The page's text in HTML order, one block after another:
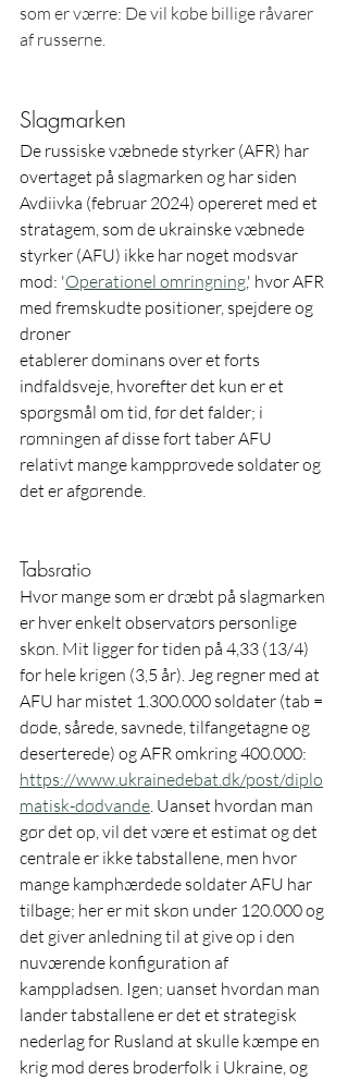
som er værre: De vil købe billige råvarer
af russerne.
Slagmarken
De russiske væbnede styrker (AFR) har
overtaget på slagmarken og har siden
Avdiivka (februar 2024) opereret med et
stratagem, som de ukrainske væbnede
styrker (AFU) ikke har noget modsvar
mod: 'Operationel omringning,' hvor AFR
med fremskudte positioner, spejdere og
droner
etablerer dominans over et forts
indfaldsveje, hvorefter det kun er et
spørgsmål om tid, før det falder; i
rømningen af disse fort taber AFU
relativt mange kampprøvede soldater og
det er afgørende.
Tabsratio
Hvor mange som er dræbt på slagmarken
er hver enkelt observatørs personlige
skøn. Mit ligger for tiden på 4,33 (13/4)
for hele krigen (3,5 år). Jeg regner med at
AFU har mistet 1.300.000 soldater (tab =
døde, sårede, savnede, tilfangetagne og
deserterede) og AFR omkring 400.000:
https://www.ukrainedebat.dk/post/diplo
matisk-dødvande. Uanset hvordan man
gør det op, vil det være et estimat og det
centrale er ikke tabstallene, men hvor
mange kamphærdede soldater AFU har
tilbage; her er mit skøn under 120.000 og
det giver anledning til at give op i den
nuværende konfiguration af
kamppladsen. Igen; uanset hvordan man
lander tabstallene er det et strategisk
nederlag for Rusland at skulle kæmpe en
krig mod deres broderfolk i Ukraine, og